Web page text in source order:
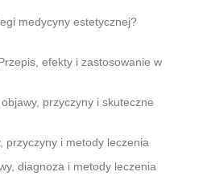
medycyny estetycznej?
efekty i zastosowanie w
przyczyny i skuteczne
przyczyny i metody leczenia
diagnoza i metody leczenia